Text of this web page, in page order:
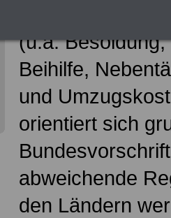
(u.a.
Beihilfe,
und
orientiert sich
abweichende
den Ländern